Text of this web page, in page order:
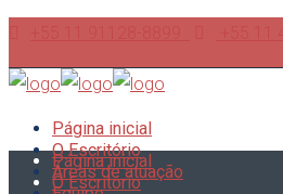
Página inicial
O Escritório
Áreas de atuação
Página inicial
O Escritório